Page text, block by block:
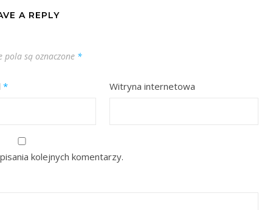
A REPLY
pola są oznaczone *
* Witryna internetowa
kolejnych komentarzy.